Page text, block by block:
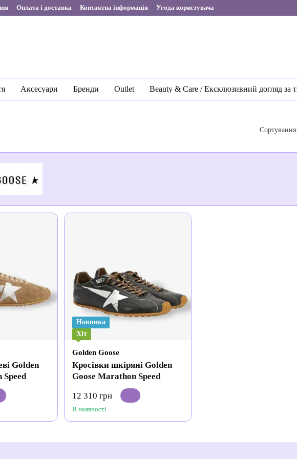
Оплата і доставка Контактна інформація Угода користувача
Аксесуари Бренди Outlet Beauty & Care / Ексклюзивний догляд за
Сортування:
Golden
Speed
Новинка
Хіт
Golden Goose
Кросівки шкіряні Golden
Goose Marathon Speed
12 310 грн
В наявності